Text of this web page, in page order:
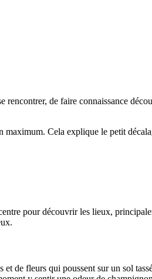
rencontrer, de faire connaissance
maximum. Cela explique le petit
pour découvrir les lieux,
et de fleurs qui poussent sur un sol